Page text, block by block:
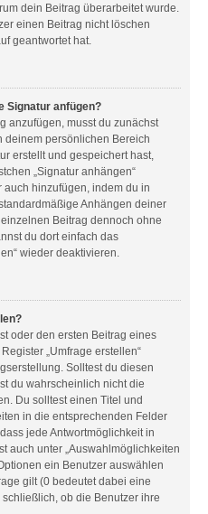
dein Beitrag überarbeitet wurde.
einen Beitrag nicht löschen
geantwortet hat.
Signatur anfügen?
anzufügen, musst du zunächst
persönlichen Bereich
erstellt und gespeichert hast,
„Signatur anhängen“
hinzufügen, indem du in
Anhängen deiner
Beitrag dennoch ohne
du dort einfach das
wieder deaktivieren.
oder den ersten Beitrag eines
„Umfrage erstellen“
Solltest du diesen
du wahrscheinlich nicht die
Du solltest einen Titel und
in die entsprechenden Felder
jede Antwortmöglichkeit in
auch unter „Auswahlmöglichkeiten
ein Benutzer auswählen
gilt (0 bedeutet dabei eine
ob die Benutzer ihre